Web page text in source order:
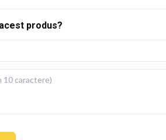
produs?